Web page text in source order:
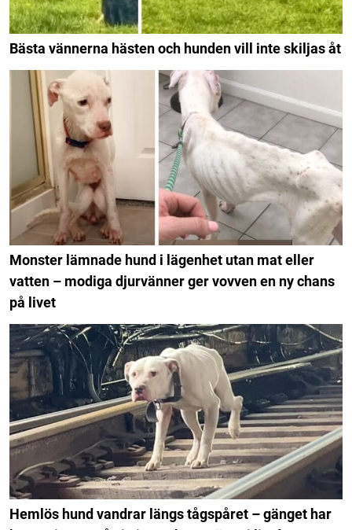
Bästa vännerna hästen och hunden vill inte skiljas åt
Monster lämnade hund i lägenhet utan mat eller
vatten – modiga djurvänner ger vovven en ny chans
på livet
Hemlös hund vandrar längs tågspåret – gänget har